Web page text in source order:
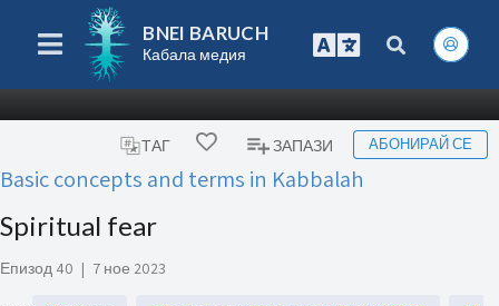
BNEI BARUCH
Кабала медия
ТАГ ЗАПАЗИ АБОНИРАЙ СЕ
Basic concepts and terms in Kabbalah
Spiritual fear
Епизод 40 | 7 ное 2023